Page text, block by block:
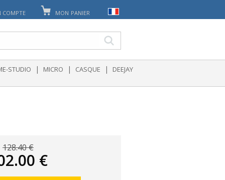
COMPTE MON PANIER
STUDIO | MICRO | CASQUE | DEEJAY
128.40 €
€